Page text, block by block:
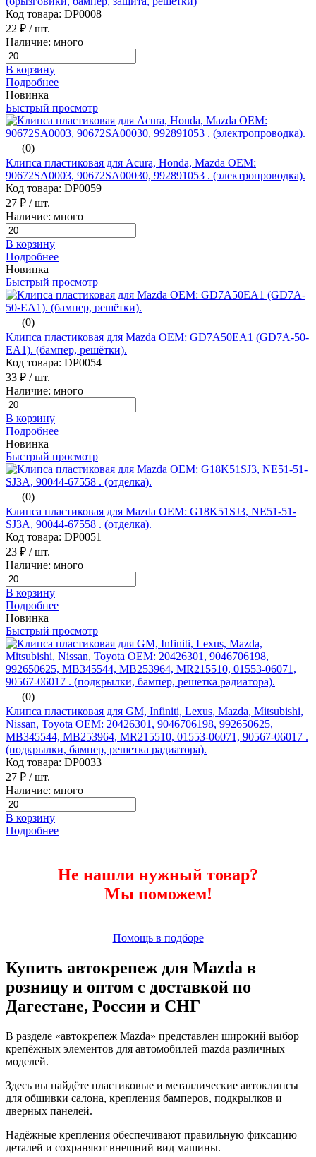
Код товара: DP0008
22 ₽ / шт.
Наличие: много
В корзину
Подробнее
Новинка
Быстрый просмотр
(0)
Клипса пластиковая для Acura, Honda, Mazda ОЕМ:
90672SA0003, 90672SA00030, 992891053 . (электропроводка).
Код товара: DP0059
27 ₽ / шт.
Наличие: много
В корзину
Подробнее
Новинка
Быстрый просмотр
(0)
Клипса пластиковая для Mazda ОЕМ: GD7A50EA1 (GD7A-50-
EA1). (бампер, решётки).
Код товара: DP0054
33 ₽ / шт.
Наличие: много
В корзину
Подробнее
Новинка
Быстрый просмотр
(0)
Клипса пластиковая для Mazda ОЕМ: G18K51SJ3, NE51-51-
SJ3A, 90044-67558 . (отделка).
Код товара: DP0051
23 ₽ / шт.
Наличие: много
В корзину
Подробнее
Новинка
Быстрый просмотр
(0)
Клипса пластиковая для GM, Infiniti, Lexus, Mazda, Mitsubishi,
Nissan, Toyota ОЕМ: 20426301, 9046706198, 992650625,
MB345544, MB253964, MR215510, 01553-06071, 90567-06017 .
(подкрылки, бампер, решетка радиатора).
Код товара: DP0033
27 ₽ / шт.
Наличие: много
В корзину
Подробнее
Не нашли нужный товар?
Мы поможем!
Помощь в подборе
Купить автокрепеж для Mazda в
розницу и оптом с доставкой по
Дагестане, России и СНГ
В разделе «автокрепеж Mazda» представлен широкий выбор
крепёжных элементов для автомобилей mazda различных
моделей.
Здесь вы найдёте пластиковые и металлические автоклипсы
для обшивки салона, крепления бамперов, подкрылков и
дверных панелей.
Надёжные крепления обеспечивают правильную фиксацию
деталей и сохраняют внешний вид машины.